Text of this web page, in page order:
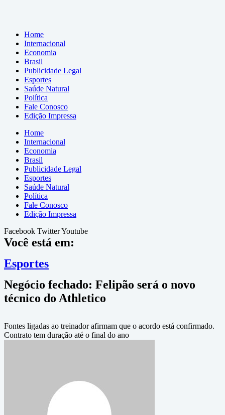
Home
Internacional
Economia
Brasil
Publicidade Legal
Esportes
Saúde Natural
Política
Fale Conosco
Edição Impressa
Home
Internacional
Economia
Brasil
Publicidade Legal
Esportes
Saúde Natural
Política
Fale Conosco
Edição Impressa
Facebook TwitterYoutube
Você está em:
Esportes
Negócio fechado: Felipão será o novo
técnico do Athletico
Fontes ligadas ao treinador afirmam que o acordo está confirmado.
Contrato tem duração até o final do ano